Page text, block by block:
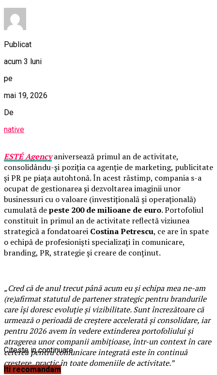
Publicat
acum 3 luni
pe
mai 19, 2026
De
native
ESTÉ Agencyaniversează primul an de activitate,
consolidându-și poziția ca agenție de marketing, publicitate
și PR pe piața autohtonă. În acest răstimp, compania s-a
ocupat de gestionarea și dezvoltarea imaginii unor
businessuri cu o valoare (investițională și operațională)
cumulată depeste 200 de milioane de euro. Portofoliul
constituit în primul an de activitate reflectă viziunea
strategică a fondatoarei Costina Petrescu, ce are în spate
o echipă de profesioniști specializați în comunicare,
branding, PR, strategie și creare de conținut.
„Cred că de anul trecut până acum eu și echipa mea ne-am
(re)afirmat statutul de partener strategic pentru brandurile
care își doresc evoluție și vizibilitate. Sunt încrezătoare că
urmează o perioadă de creștere accelerată și consolidare, iar
pentru 2026 avem în vedere extinderea portofoliului și
atragerea unor companii ambițioase, într-un context în care
cererea pentru comunicare integrată este în continuă
creștere, practic în toate domeniile de activitate.”
Citeste in continuare
Iti recomandam